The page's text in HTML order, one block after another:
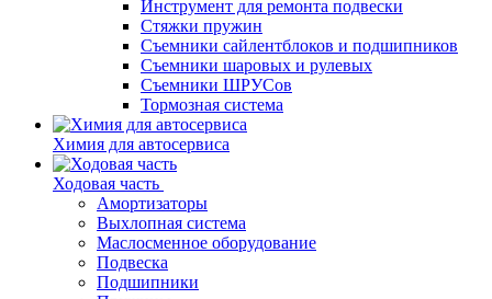
Инструмент для ремонта подвески
Стяжки пружин
Съемники сайлентблоков и подшипников
Съемники шаровых и рулевых
Съемники ШРУСов
Тормозная система
Химия для автосервиса
Ходовая часть
Амортизаторы
Выхлопная система
Маслосменное оборудование
Подвеска
Подшипники